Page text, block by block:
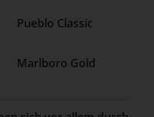
Pueblo Classic
Marlboro Gold